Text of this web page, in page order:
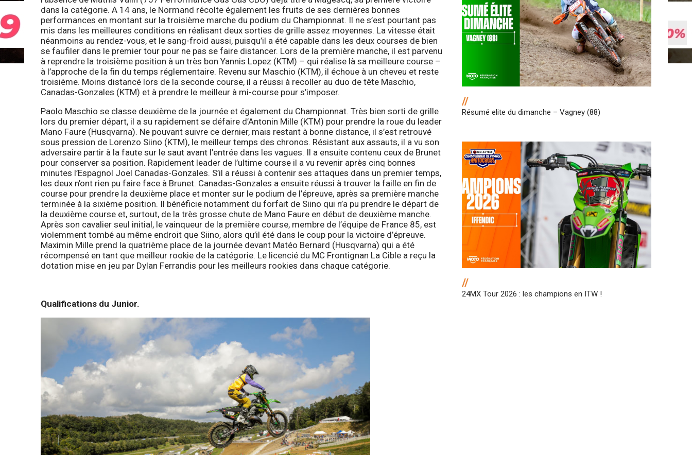
dans la catégorie. A 14 ans, le Normand récolte également les fruits de ses dernières bonnes
performances en montant sur la troisième marche du podium du Championnat. Il ne s’est pourtant pas
mis dans les meilleures conditions en réalisant deux sorties de grille assez moyennes. La vitesse était
néanmoins au rendez-vous, et le sang-froid aussi, puisqu’il a été capable dans les deux courses de bien
se faufiler dans le premier tour pour ne pas se faire distancer. Lors de la première manche, il est parvenu
à reprendre la troisième position à un très bon Yannis Lopez (KTM) – qui réalise là sa meilleure course –
à l’approche de la fin du temps réglementaire. Revenu sur Maschio (KTM), il échoue à un cheveu et reste
troisième. Moins distancé lors de la seconde course, il a réussi à recoller au duo de tête Maschio,
Canadas-Gonzales (KTM) et à prendre le meilleur à mi-course pour s’imposer.
Paolo Maschio se classe deuxième de la journée et également du Championnat. Très bien sorti de grille
lors du premier départ, il a su rapidement se défaire d’Antonin Mille (KTM) pour prendre la roue du leader
Mano Faure (Husqvarna). Ne pouvant suivre ce dernier, mais restant à bonne distance, il s’est retrouvé
sous pression de Lorenzo Siino (KTM), le meilleur temps des chronos. Résistant aux assauts, il a vu son
adversaire partir à la faute sur le saut avant l’entrée dans les vagues. Il a ensuite contenu ceux de Brunet
pour conserver sa position. Rapidement leader de l’ultime course il a vu revenir après cinq bonnes
minutes l’Espagnol Joel Canadas-Gonzales. S’il a réussi à contenir ses attaques dans un premier temps,
les deux n’ont rien pu faire face à Brunet. Canadas-Gonzales a ensuite réussi à trouver la faille en fin de
course pour prendre la deuxième place et monter sur le podium de l’épreuve, après sa première manche
terminée à la sixième position. Il bénéficie notamment du forfait de Siino qui n’a pu prendre le départ de
la deuxième course et, surtout, de la très grosse chute de Mano Faure en début de deuxième manche.
Après son cavalier seul initial, le vainqueur de la première course, membre de l’équipe de France 85, est
violemment tombé au même endroit que Siino, alors qu’il été dans le coup pour la victoire d’épreuve.
Maximin Mille prend la quatrième place de la journée devant Matéo Bernard (Husqvarna) qui a été
récompensé en tant que meilleur rookie de la catégorie. Le licencié du MC Frontignan La Cible a reçu la
dotation mise en jeu par Dylan Ferrandis pour les meilleurs rookies dans chaque catégorie.
Qualifications du Junior.
//
Résumé elite du dimanche – Vagney (88)
//
24MX Tour 2026 : les champions en ITW !